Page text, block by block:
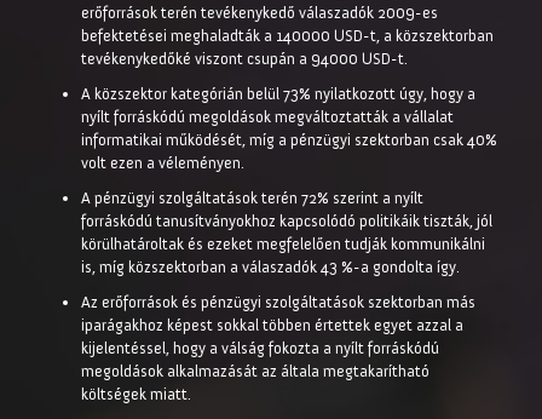
erőforrások terén tevékenykedő válaszadók 2009-es
befektetései meghaladták a 140000 USD-t, a közszektorban
tevékenykedőké viszont csupán a 94000 USD-t.
A közszektor kategórián belül 73% nyilatkozott úgy, hogy a
nyílt forráskódú megoldások megváltoztatták a vállalat
informatikai működését, míg a pénzügyi szektorban csak 40%
volt ezen a véleményen.
A pénzügyi szolgáltatások terén 72% szerint a nyílt
forráskódú tanusítványokhoz kapcsolódó politikáik tiszták, jól
körülhatároltak és ezeket megfelelően tudják kommunikálni
is, míg közszektorban a válaszadók 43 %-a gondolta így.
Az erőforrások és pénzügyi szolgáltatások szektorban más
iparágakhoz képest sokkal többen értettek egyet azzal a
kijelentéssel, hogy a válság fokozta a nyílt forráskódú
megoldások alkalmazását az általa megtakarítható
költségek miatt.